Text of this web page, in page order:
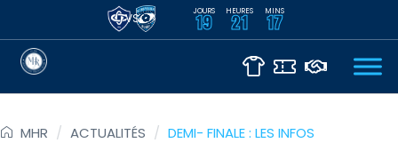
VS JOURS
19 HEURES
21 MINS
17
MHR / ACTUALITÉS / DEMI- FINALE : LES INFOS